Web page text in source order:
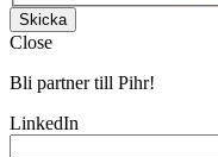
Skicka
Close
Bli partner till Pihr!
LinkedIn